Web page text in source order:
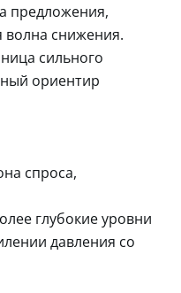
предложения,
волна снижения.
сильного
ориентир
спроса,
глубокие уровни
давления со